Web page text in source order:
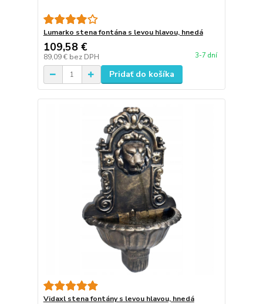
Lumarko stena fontána s levou hlavou, hnedá
109,58 €
89,09 € bez DPH 3-7 dní
Pridať do košíka
Vidaxl stena fontány s levou hlavou, hnedá